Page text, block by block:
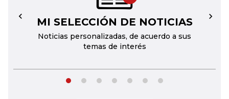
MI SELECCIÓN DE NOTICIAS
Noticias personalizadas, de acuerdo a sus
temas de interés
← →